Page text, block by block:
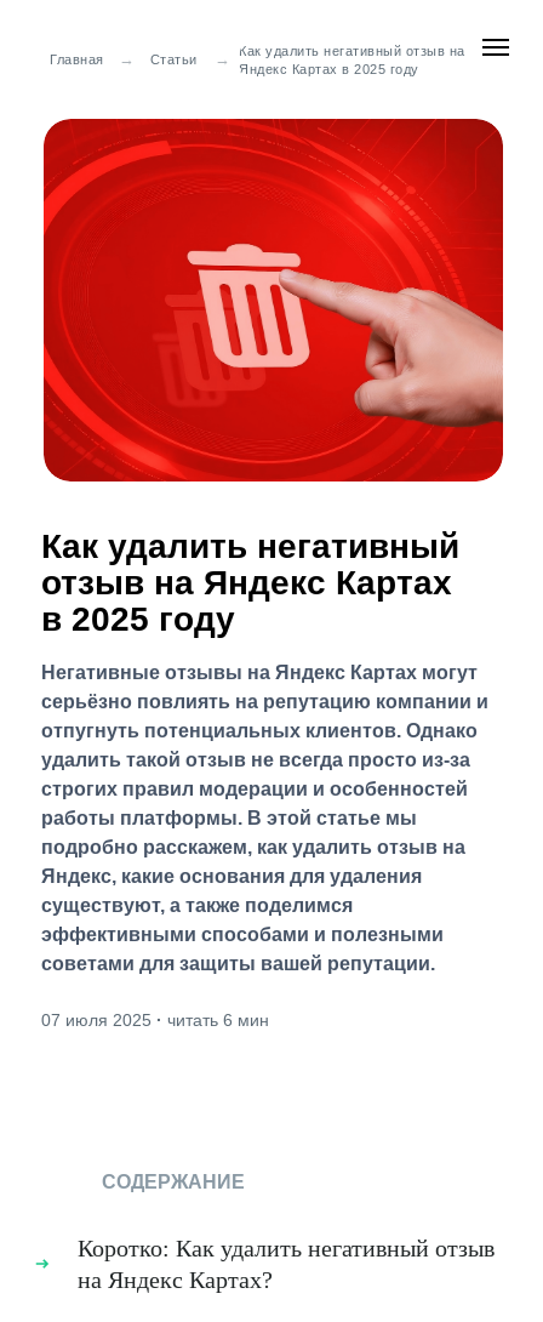
Статьи
Главная →
Как удалить негативный отзыв на
Яндекс Картах в 2025 году
→
Как удалить негативный
отзыв на Яндекс Картах
в 2025 году
Негативные отзывы на Яндекс Картах могут
серьёзно повлиять на репутацию компании и
отпугнуть потенциальных клиентов. Однако
удалить такой отзыв не всегда просто из-за
строгих правил модерации и особенностей
работы платформы. В этой статье мы
подробно расскажем, как удалить отзыв на
Яндекс, какие основания для удаления
существуют, а также поделимся
эффективными способами и полезными
советами для защиты вашей репутации.
07 июля 2025 · читать 6 мин
СОДЕРЖАНИЕ
Коротко: Как удалить негативный отзыв
на Яндекс Картах?